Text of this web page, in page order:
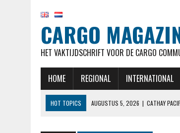
CARGO
HET VAKTIJDSCHRIFT VOOR DE CARGO
HOME REGIONAL INTERNATIONAL
HOT TOPICS AUGUSTUS 5, 2026 | CATHAY